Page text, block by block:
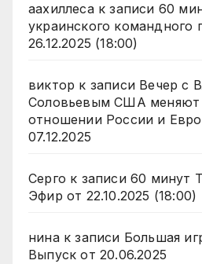
аахиллесак записи 60
украинского командного
26.12.2025 (18:00)
виктор к записи Вечер с
Соловьевым США меняют
отношении России и
07.12.2025
Серго к записи 60 минут
Эфир от 22.10.2025 (18:00)
нинак записи Большая
Выпуск от 20.06.2025